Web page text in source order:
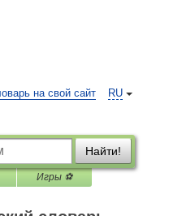
RU
на свой сайт
Найти!
Игры ⚽